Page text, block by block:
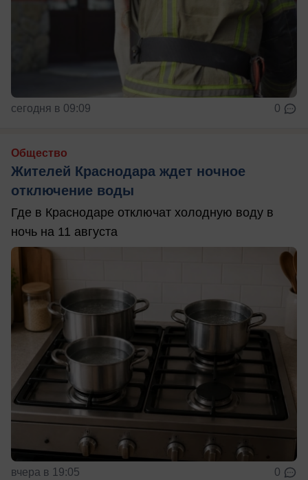
сегодня в 09:09 0
Общество
Жителей Краснодара ждет ночное
отключение воды
Где в Краснодаре отключат холодную воду в
ночь на 11 августа
вчера в 19:05 0